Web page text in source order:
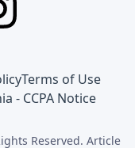
Terms of Use
- CCPA Notice
Reserved. Article